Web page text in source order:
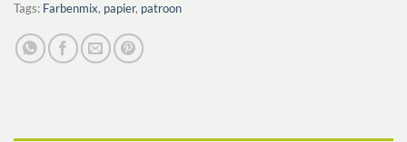
Tags: Farbenmix, papier, patroon